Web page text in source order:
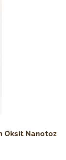
Oksit Nanotoz